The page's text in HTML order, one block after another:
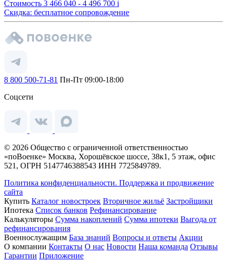
Стоимость 3 466 040 - 4 496 700 i
Скидка: бесплатное сопровождение
8 800 500-71-81 Пн-Пт 09:00-18:00
Соцсети
© 2026 Общество с ограниченной ответственностью
«поВоенке» Москва, Хорошёвское шоссе, 38к1, 5 этаж, офис
521, ОГРН 5147746388543 ИНН 7725849789.
Политика конфиденциальности. Поддержка и продвижение
сайта
Купить Каталог новостроек Вторичное жильё Застройщики
Ипотека Список банков Рефинансирование
Калькуляторы Сумма накоплений Сумма ипотеки Выгода от
рефинансирования
Военнослужащим База знаний Вопросы и ответы Акции
О компании Контакты О нас Новости Наша команда Отзывы
Гарантии Приложение